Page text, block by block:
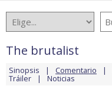
The brutalist
Sinopsis Comentario
Tráiler Noticias